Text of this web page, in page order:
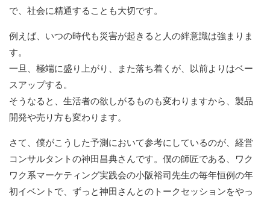
で、社会に精通することも大切です。
例えば、いつの時代も災害が起きると人の絆意識は強まりま
す。
一旦、極端に盛り上がり、また落ち着くが、以前よりはベー
スアップする。
そうなると、生活者の欲しがるものも変わりますから、製品
開発や売り方も変わります。
さて、僕がこうした予測において参考にしているのが、経営
コンサルタントの神田昌典さんです。僕の師匠である、ワク
ワク系マーケティング実践会の小阪裕司先生の毎年恒例の年
初イベントで、ずっと神田さんとのトークセッションをやっ